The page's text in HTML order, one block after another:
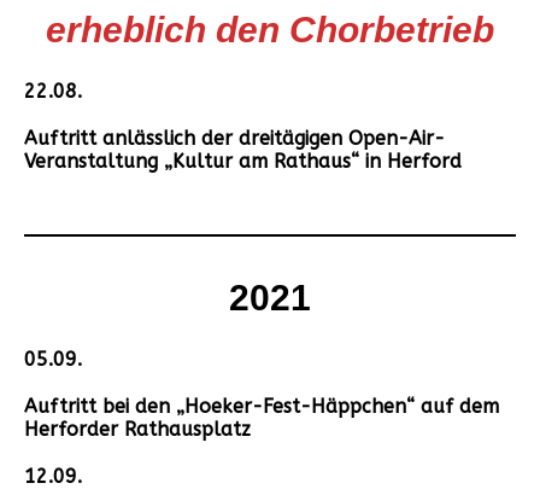
erheblich den Chorbetrieb
22.08.
Auftritt anlässlich der dreitägigen Open-Air-
Veranstaltung „Kultur am Rathaus“ in Herford
2021
05.09.
Auftritt bei den „Hoeker-Fest-Häppchen“ auf dem
Herforder Rathausplatz
12.09.